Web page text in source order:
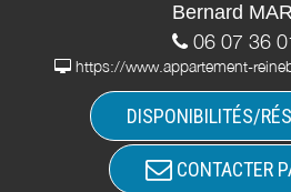
Bernard
06 07 36
https://www.appartement-
DISPONIBILITÉS/
CONTACTER